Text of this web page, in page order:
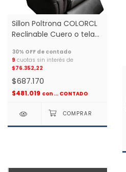
Sillon Poltrona COLORCL
Reclinable Cuero o tela
9 cuotas sin interés de
$76.352,22
$687.170
$481.019 con ... CONTADO